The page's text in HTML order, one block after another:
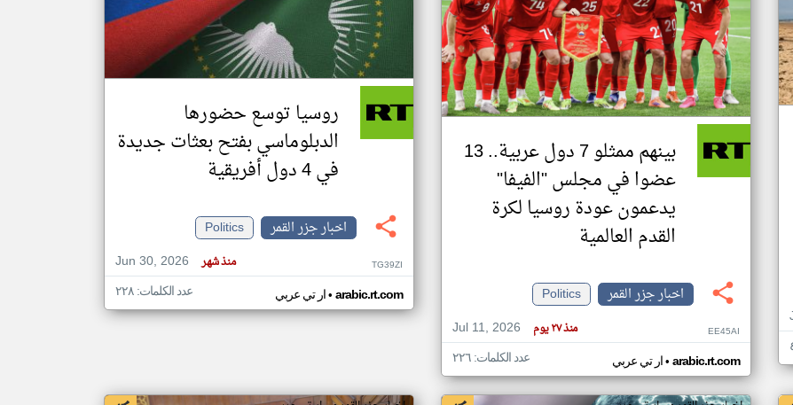
تغيير الدولة
اخبار جزر القمر على مدار الساعة
أهم اخبار جزر القمر العاجلة والمباشرة
بينهم ممثلو 7 دول عربية.. 13
عضوا في مجلس "الفيفا"
يدعمون عودة روسيا لكرة
القدم العالمية
اخبار جزر القمر
Politics
Jul 11, 2026
منذ ٢٧ يوم EE45AI
ار تي عربي• arabic.rt.com عدد الكلمات: ٢٢٦
روسيا توسع حضورها
الدبلوماسي بفتح بعثات جديدة
في 4 دول أفريقية
اخبار جزر القمر
Politics
Jun 30, 2026
منذ شهر TG39ZI
ار تي عربي• arabic.rt.com عدد الكلمات: ٢٢٨
klyoum.com